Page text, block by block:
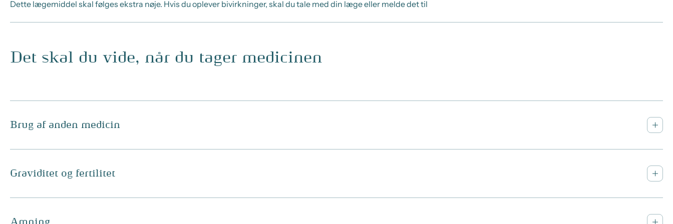
Dette lægemiddel skal følges ekstra nøje. Hvis du oplever bivirkninger, skal du tale med din læge eller melde det til
Det skal du vide, når du tager medicinen
Brug af anden medicin
Graviditet og fertilitet
Amning